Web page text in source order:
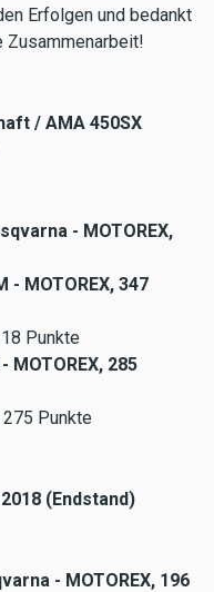
Erfolgen und bedankt
Zusammenarbeit!
/ AMA 450SX
- MOTOREX,
- MOTOREX, 347
Punkte
MOTOREX, 285
275 Punkte
(Endstand)
- MOTOREX, 196